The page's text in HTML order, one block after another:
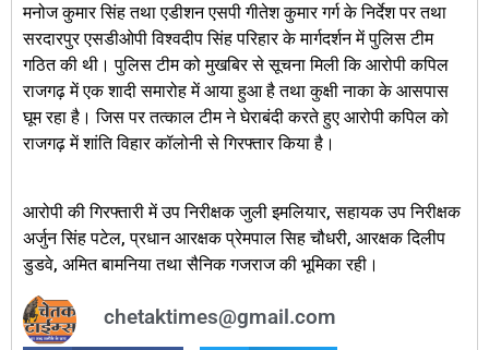
मनोज कुमार सिंह तथा एडीशन एसपी गीतेश कुमार गर्ग के निर्देश पर तथा
सरदारपुर एसडीओपी विश्वदीप सिंह परिहार के मार्गदर्शन में पुलिस टीम
गठित की थी। पुलिस टीम को मुखबिर से सूचना मिली कि आरोपी कपिल
राजगढ़ में एक शादी समारोह में आया हुआ है तथा कुक्षी नाका के आसपास
घूम रहा है। जिस पर तत्काल टीम ने घेराबंदी करते हुए आरोपी कपिल को
राजगढ़ में शांति विहार कॉलोनी से गिरफ्तार किया है।
आरोपी की गिरफ्तारी में उप निरीक्षक जुली इमलियार, सहायक उप निरीक्षक
अर्जुन सिंह पटेल, प्रधान आरक्षक प्रेमपाल सिह चौधरी, आरक्षक दिलीप
डुडवे, अमित बामनिया तथा सैनिक गजराज की भूमिका रही।
chetaktimes@gmail.com